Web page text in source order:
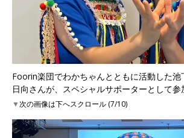
Foorin楽団でわかちゃんとともに活動した池
日向さんが、スペシャルサポーターとして参
▼次の画像は下へスクロール (7/10)